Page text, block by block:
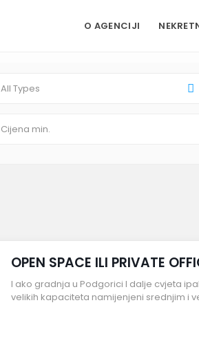
O AGENCIJI
All Types
OPEN SPACE ILI PRIVATE
I ako gradnja u Podgorici I dalje cvjeta
velikih kapaciteta namijenjeni srednjim i